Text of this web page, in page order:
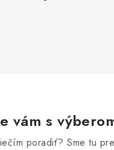
vám s
poradiť? Sme tu